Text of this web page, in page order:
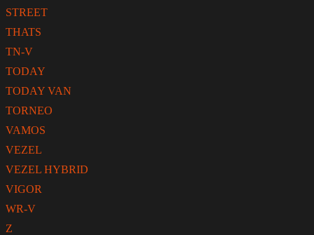
STREET
THATS
TN-V
TODAY
TODAY VAN
TORNEO
VAMOS
VEZEL
VEZEL HYBRID
VIGOR
WR-V
Z